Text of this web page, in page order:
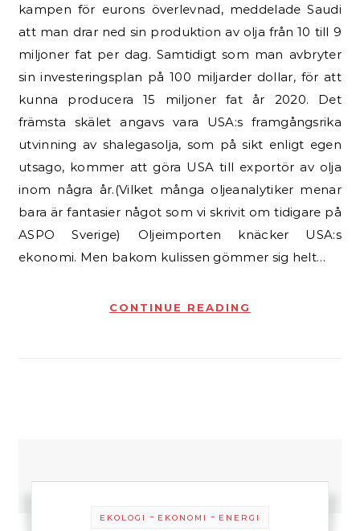
kampen för eurons överlevnad, meddelade Saudi
att man drar ned sin produktion av olja från 10 till 9
miljoner fat per dag. Samtidigt som man avbryter
sin investeringsplan på 100 miljarder dollar, för att
kunna producera 15 miljoner fat år 2020. Det
främsta skälet angavs vara USA:s framgångsrika
utvinning av shalegasolja, som på sikt enligt egen
utsago, kommer att göra USA till exportör av olja
inom några år.(Vilket många oljeanalytiker menar
bara är fantasier något som vi skrivit om tidigare på
ASPO Sverige) Oljeimporten knäcker USA:s
ekonomi. Men bakom kulissen gömmer sig helt…
CONTINUE READING
EKOLOGI - EKONOMI - ENERGI